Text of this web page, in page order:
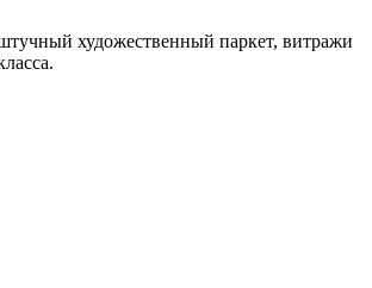
художественный паркет, витражи